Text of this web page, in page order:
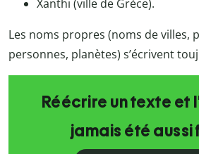
Xanthi (ville de Grèce).
Les noms propres (noms de villes,
personnes, planètes) s’écrivent
Réécrire un texte et
jamais été aussi